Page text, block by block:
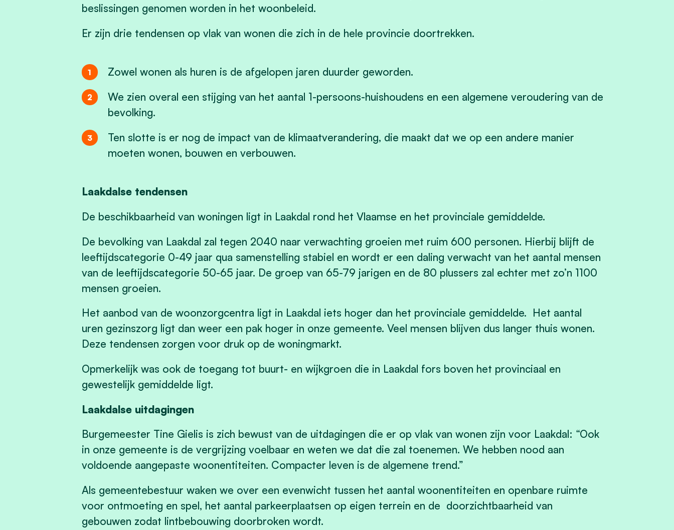
beslissingen genomen worden in het woonbeleid.
Er zijn drie tendensen op vlak van wonen die zich in de hele provincie doortrekken.
Zowel wonen als huren is de afgelopen jaren duurder geworden.
We zien overal een stijging van het aantal 1-persoons-huishoudens en een algemene veroudering van de
bevolking.
Ten slotte is er nog de impact van de klimaatverandering, die maakt dat we op een andere manier
moeten wonen, bouwen en verbouwen.
Laakdalse tendensen
De beschikbaarheid van woningen ligt in Laakdal rond het Vlaamse en het provinciale gemiddelde.
De bevolking van Laakdal zal tegen 2040 naar verwachting groeien met ruim 600 personen. Hierbij blijft de
leeftijdscategorie 0-49 jaar qua samenstelling stabiel en wordt er een daling verwacht van het aantal mensen
van de leeftijdscategorie 50-65 jaar. De groep van 65-79 jarigen en de 80 plussers zal echter met zo’n 1100
mensen groeien.
Het aanbod van de woonzorgcentra ligt in Laakdal iets hoger dan het provinciale gemiddelde. Het aantal
uren gezinszorg ligt dan weer een pak hoger in onze gemeente. Veel mensen blijven dus langer thuis wonen.
Deze tendensen zorgen voor druk op de woningmarkt.
Opmerkelijk was ook de toegang tot buurt- en wijkgroen die in Laakdal fors boven het provinciaal en
gewestelijk gemiddelde ligt.
Laakdalse uitdagingen
Burgemeester Tine Gielis is zich bewust van de uitdagingen die er op vlak van wonen zijn voor Laakdal: “Ook
in onze gemeente is de vergrijzing voelbaar en weten we dat die zal toenemen. We hebben nood aan
voldoende aangepaste woonentiteiten. Compacter leven is de algemene trend.”
Als gemeentebestuur waken we over een evenwicht tussen het aantal woonentiteiten en openbare ruimte
voor ontmoeting en spel, het aantal parkeerplaatsen op eigen terrein en de doorzichtbaarheid van
gebouwen zodat lintbebouwing doorbroken wordt.